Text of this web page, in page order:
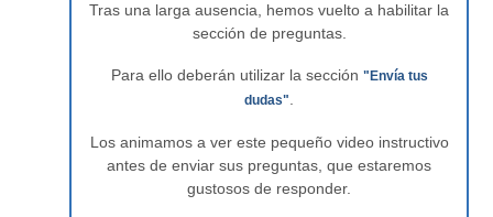
Tras una larga ausencia, hemos vuelto a habilitar la
sección de preguntas.
Para ello deberán utilizar la sección "Envía tus
dudas"
Los animamos a ver este pequeño video instructivo
antes de enviar sus preguntas, que estaremos
gustosos de responder.